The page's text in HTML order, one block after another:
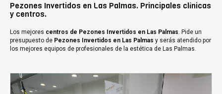
Pezones Invertidos en Las Palmas. Principales clínicas
y centros.
Los mejores centros de Pezones Invertidos en Las Palmas. Pide un
presupuesto de Pezones Invertidos en Las Palmas y serás atendido por
los mejores equipos de profesionales de la estética de Las Palmas.